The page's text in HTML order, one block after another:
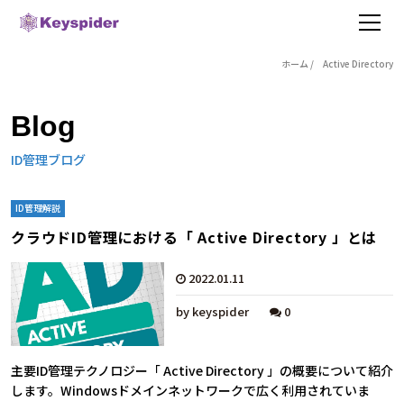
ホーム / Active Directory
Blog
ID管理ブログ
ID管理解説
クラウドID管理における「 Active Directory 」とは
2022.01.11
by keyspider
0
主要ID管理テクノロジー「 Active Directory 」の概要について紹介
します。Windowsドメインネットワークで広く利用されていま